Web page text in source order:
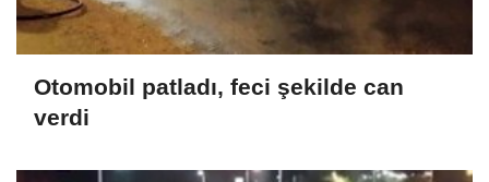
Otomobil patladı, feci şekilde can
verdi